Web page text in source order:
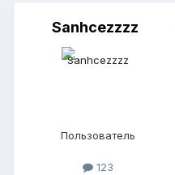
Sanhcezzzz
Пользователь
123